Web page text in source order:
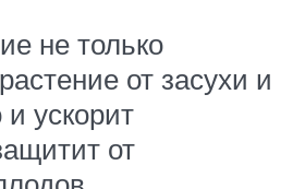
не только
от засухи и
и ускорит
от